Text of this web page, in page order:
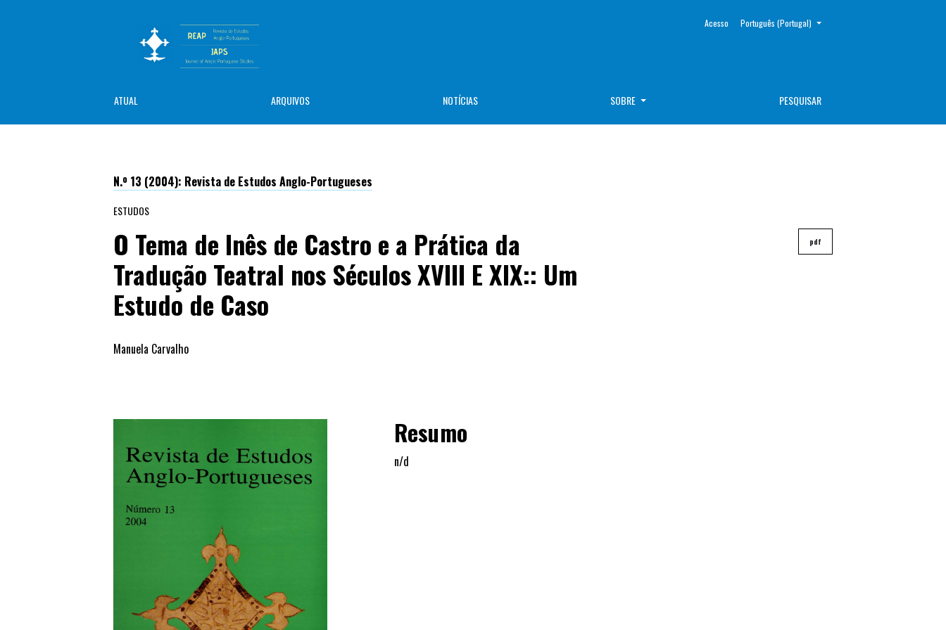
Acesso ##plugins.themes.healthSciences.language.toggle##
Português (Portugal)
ATUAL ARQUIVOS NOTÍCIAS SOBRE PESQUISAR
N.º 13 (2004): Revista de Estudos Anglo-Portugueses
ESTUDOS
O Tema de Inês de Castro e a Prática da
Tradução Teatral nos Séculos XVIII E XIX:: Um
Estudo de Caso
pdf
Manuela Carvalho
Resumo
n/d